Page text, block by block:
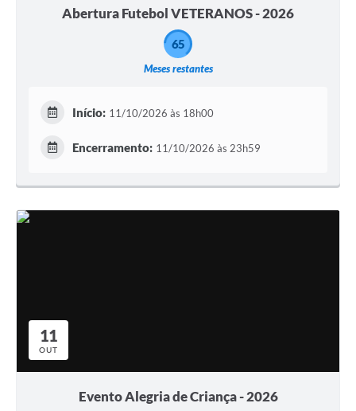
Abertura Futebol VETERANOS - 2026
Meses restantes
65
Início: 11/10/2026 às 18h00
Encerramento: 11/10/2026 às 23h59
11
OUT
Evento Alegria de Criança - 2026